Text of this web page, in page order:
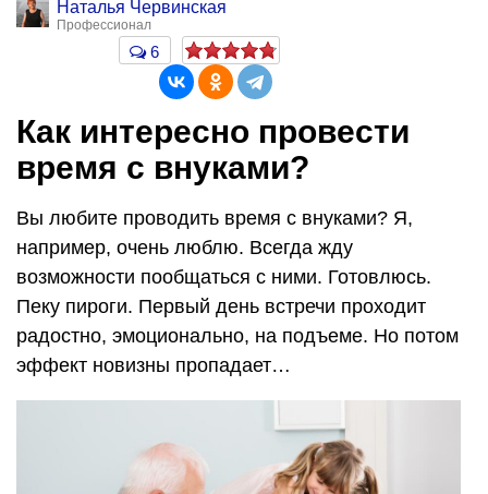
Наталья Червинская
Профессионал
6
Как интересно провести
время с внуками?
Вы любите проводить время с внуками? Я,
например, очень люблю. Всегда жду
возможности пообщаться с ними. Готовлюсь.
Пеку пироги. Первый день встречи проходит
радостно, эмоционально, на подъеме. Но потом
эффект новизны пропадает…